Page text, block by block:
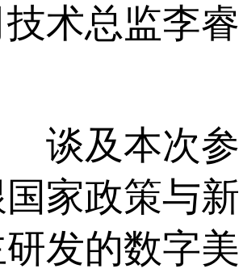
术总监李
及本次参
国家政策与
研发的数字